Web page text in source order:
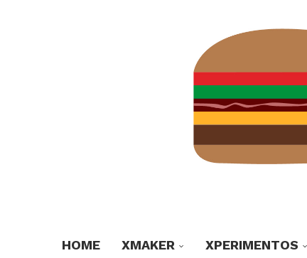
HOME XMAKER XPERIMENTOS